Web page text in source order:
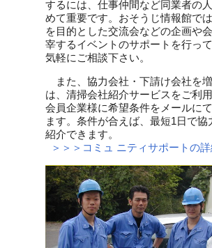
するには、仕事仲間など同業者の
めて重要です。おそうじ情報館で
を目的とした交流会などの企画や
宰するイベントのサポートを行っ
気軽にご相談下さい。
また、協力会社・下請け会社を
は、清掃会社紹介サービスをご利用
会員企業様に希望条件をメールに
ます。条件が合えば、最短1日で協
紹介できます。
＞＞＞コミュ ニティサポートの